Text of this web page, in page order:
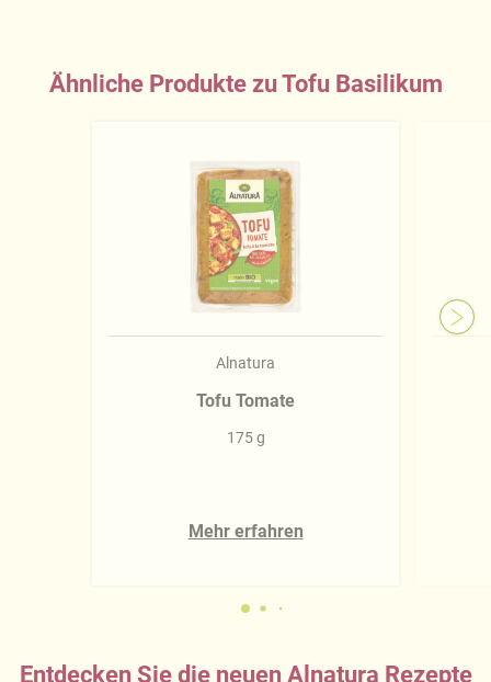
Ähnliche Produkte zu Tofu Basilikum
Alnatura
Tofu Tomate
175 g
Mehr erfahren
Entdecken Sie die neuen Alnatura Rezepte